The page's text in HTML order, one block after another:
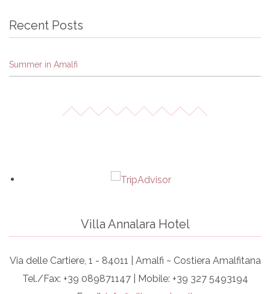
Recent Posts
Summer in Amalfi
Villa Annalara Hotel
Via delle Cartiere, 1 - 84011 | Amalfi ~ Costiera Amalfitana
Tel./Fax: +39 089871147 | Mobile: +39 327 5493194